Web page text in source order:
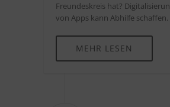
Freundeskreis hat?
von Apps kann Abhilfe schaffen.
MEHR LESEN